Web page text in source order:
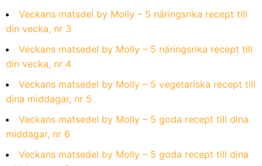
Veckans matsdel by Molly – 5 näringsrika recept till
din vecka, nr 3
Veckans matsedel by Molly – 5 näringsrika recept till
din vecka, nr 4
Veckans matsedel by Molly – 5 vegetariska recept till
dina middagar, nr 5
Veckans matsedel by Molly – 5 goda recept till dina
middagar, nr 6
Veckans matsedel by Molly – 5 goda recept till dina